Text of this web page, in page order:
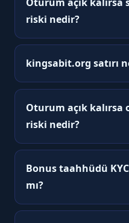
riski nedir?
Hayır; hesap veya
kingsabit.org satırı
Hayır; kampanya
okunmalıdır.
Oturum açık
riski nedir?
Anlık değişim
panel verisi
Bonus taahhüdü
mı?
Süreler ödeme